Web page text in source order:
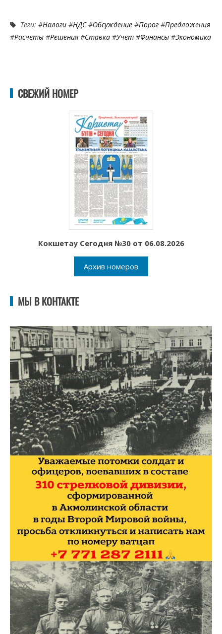
Теги: #Налоги #НДС#Обсуждение #Порог #Предложения
#Расчеты #Решения #Ставка #Учёт #Финансы #Экономика
СВЕЖИЙ НОМЕР
Кокшетау Сегодня №30 от 06.08.2026
Архив номеров
МЫ В КОНТАКТЕ